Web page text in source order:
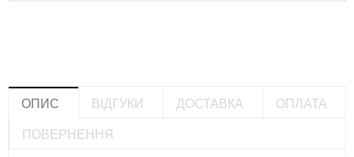
ОПИС ВІДГУКИ ДОСТАВКА
ОПЛАТА
ПОВЕРНЕННЯ